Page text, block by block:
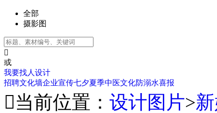
全部
摄影图

或
我要找人设计
招聘文化墙企业宣传七夕夏季中医文化防溺水喜报
当前位置： 设计图片>